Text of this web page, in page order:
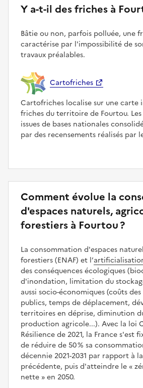
Y a-t-il des friches à
Bâtie ou non, parfois polluée, une
caractérise par l'impossibilité de
travaux préalables.
Cartofriches
Cartofriches localise sur une carte
friches du territoire de Fourtou.
issues de bases nationales
par des recensements réalisés par
Comment évolue la
d'espaces naturels,
forestiers à Fourtou ?
La consommation d'espaces
forestiers (ENAF) et l’
des conséquences écologiques
d'inondation, limitation du
aussi socio-économiques (coûts
publics, temps de déplacement,
territoires en déprise, diminution
production agricole...). Avec la loi
Résilience de 2021, la France s'est
de réduire de 50 % sa
décennie 2021-2031 par rapport à
précédente, puis d'atteindre le
nette
en 2050.